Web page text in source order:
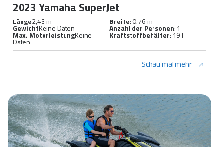
2023 Yamaha SuperJet
Länge2,43 m Breite: 0.76 m
GewichtKeine Daten Anzahl der Personen: 1
Max. MotorleistungKeine
Daten
Kraftstoffbehälter: 19 l
Schau mal mehr